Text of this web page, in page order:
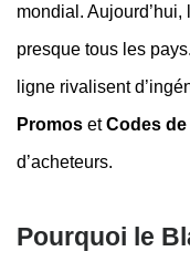
mondial. Aujourd’hui,
presque tous les
ligne rivalisent
Promos etCodes
d’acheteurs.
Pourquoi le